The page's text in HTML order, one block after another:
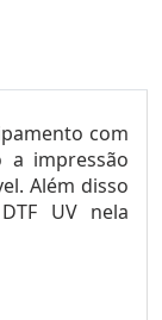
com
a impressão
Além disso
UV nela